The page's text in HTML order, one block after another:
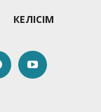
КЕЛІСІМ